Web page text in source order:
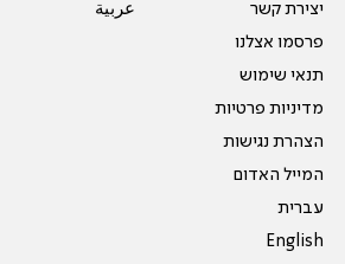
יצירת קשר
פרסמו אצלנו
תנאי שימוש
מדיניות פרטיות
הצהרת נגישות
המייל האדום
עברית
English
عربية